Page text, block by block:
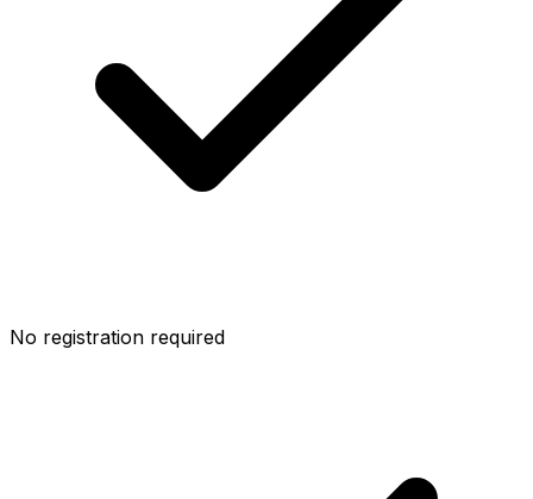
No registration required